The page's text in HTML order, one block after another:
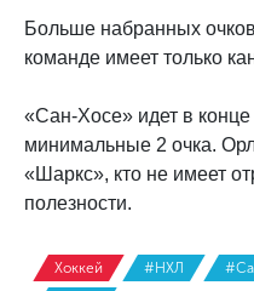
Больше набранных
команде имеет только
«Сан-Хосе» идет в
минимальные 2 очка.
«Шаркс», кто не имеет
полезности.
Хоккей #НХЛ